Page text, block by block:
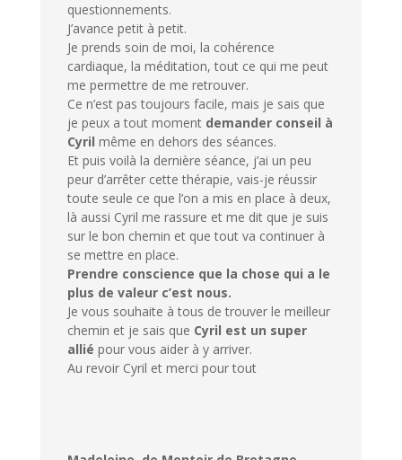
questionnements.
J’avance petit à petit.
Je prends soin de moi, la cohérence
cardiaque, la méditation, tout ce qui me peut
me permettre de me retrouver.
Ce n’est pas toujours facile, mais je sais que
je peux a tout moment demander conseil à
Cyril même en dehors des séances.
Et puis voilà la dernière séance, j’ai un peu
peur d’arrêter cette thérapie, vais-je réussir
toute seule ce que l’on a mis en place à deux,
là aussi Cyril me rassure et me dit que je suis
sur le bon chemin et que tout va continuer à
se mettre en place.
Prendre conscience que la chose qui a le
plus de valeur c’est nous.
Je vous souhaite à tous de trouver le meilleur
chemin et je sais que Cyril est un super
allié pour vous aider à y arriver.
Au revoir Cyril et merci pour tout